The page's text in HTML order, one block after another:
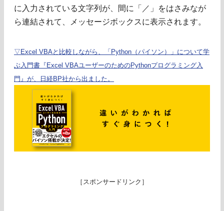
に入力されている文字列が、間に「／」をはさみなが
ら連結されて、メッセージボックスに表示されます。
▽Excel VBAと比較しながら、「Python（パイソン）」について学
ぶ入門書『Excel VBAユーザーのためのPythonプログラミング入
門』が、日経BP社から出ました。
［スポンサードリンク］